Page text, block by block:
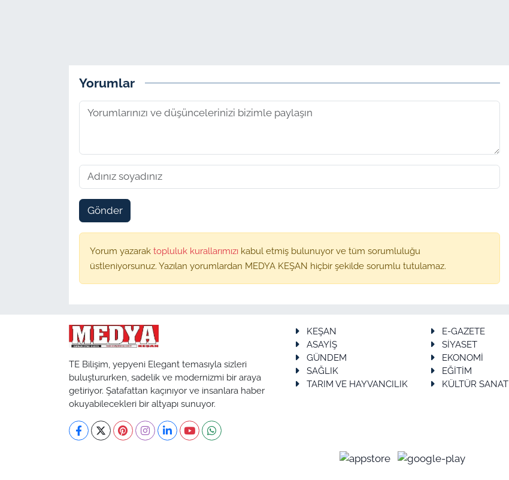
Yorumlar
Gönder
Yorum yazarak topluluk kurallarımızı kabul etmiş bulunuyor ve tüm sorumluluğu
üstleniyorsunuz. Yazılan yorumlardan MEDYA KEŞAN hiçbir şekilde sorumlu tutulamaz.
TE Bilişim, yepyeni Elegant temasıyla sizleri
buluştururken, sadelik ve modernizmi bir araya
getiriyor. Şatafattan kaçınıyor ve insanlara haber
okuyabilecekleri bir altyapı sunuyor.
KEŞAN
E-GAZETE
ASAYİŞ
SİYASET
GÜNDEM
EKONOMİ
SAĞLIK
EĞİTİM
TARIM VE HAYVANCILIK
KÜLTÜR SANAT